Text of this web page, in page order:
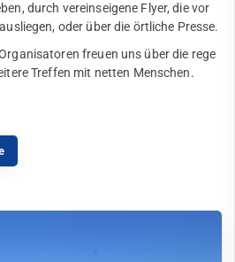
durch vereinseigene Flyer, die vor
oder über die örtliche Presse.
freuen uns über die rege
Treffen mit netten Menschen.